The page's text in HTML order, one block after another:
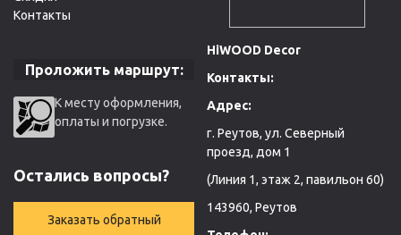
Контакты
Проложить маршрут:
К месту оформления,
оплаты и погрузке.
Остались вопросы?
Заказать обратный
HiWOOD Decor
Контакты:
Адрес:
г. Реутов, ул. Северный
проезд, дом 1
(Линия 1, этаж 2, павильон 60)
143960, Реутов